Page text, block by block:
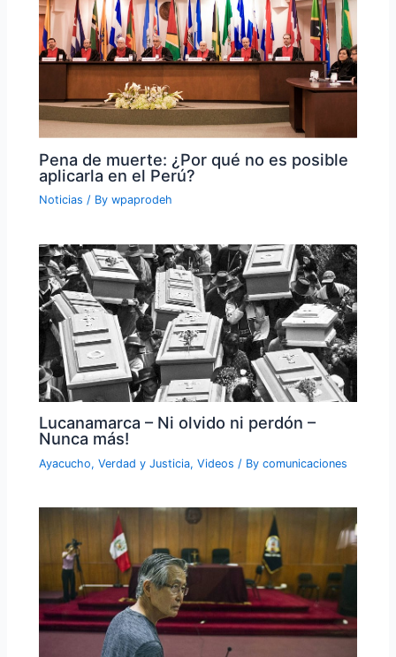
Pena de muerte: ¿Por qué no es posible
aplicarla en el Perú?
Noticias / Bywpaprodeh
Lucanamarca – Ni olvido ni perdón –
Nunca más!
Ayacucho,Verdad y Justicia,Videos / Bycomunicaciones